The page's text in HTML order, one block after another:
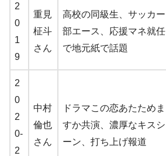
2
0
1
9
重見
柾斗
さん
高校の同級生、サッカー
部エース、応援マネ就任
で地元紙で話題
2
0
2
0-
2
中村
倫也
さん
ドラマこの恋あたためま
すか共演、濃厚なキスシ
ーン、打ち上げ報道